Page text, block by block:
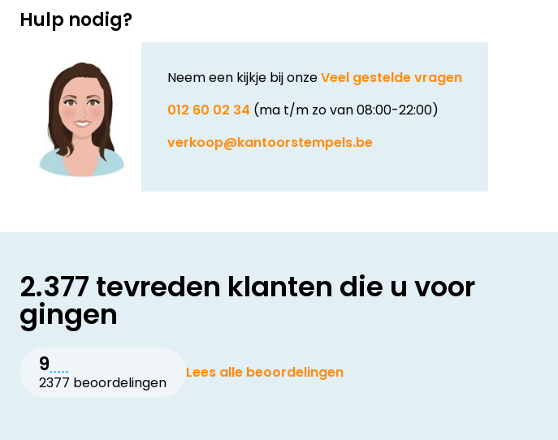
Hulp nodig?
Neem een kijkje bij onzeVeel gestelde vragen
012 60 02 34 (ma t/m zo van 08:00-22:00)
verkoop@kantoorstempels.be
2.377 tevreden klanten die u voor
gingen
9
2377 beoordelingen
Lees alle beoordelingen